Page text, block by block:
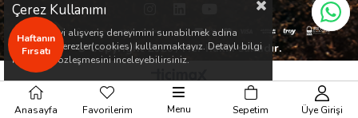
Haftanın
Fırsatı
© Copyright 2026 / Her hakkı saklıdır.
Çerez Kullanımı
Sizlere en iyi alışveriş deneyimini sunabilmek adına
sitemizde çerezler(cookies) kullanmaktayız. Detaylı bilgi
için Kvkk sözleşmesini inceleyebilirsiniz.
Anasayfa Favorilerim Menu Sepetim Üye Girişi